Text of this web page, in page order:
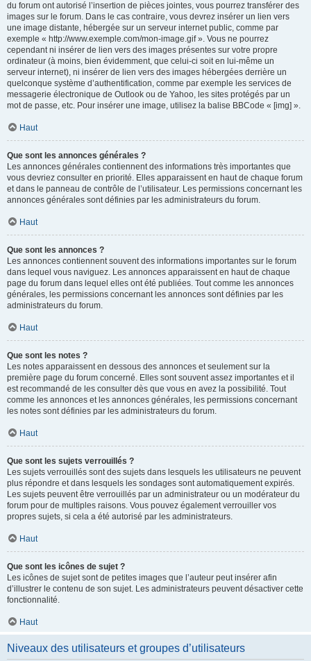
du forum ont autorisé l’insertion de pièces jointes, vous pourrez transférer des
images sur le forum. Dans le cas contraire, vous devrez insérer un lien vers
une image distante, hébergée sur un serveur internet public, comme par
exemple « http://www.exemple.com/mon-image.gif ». Vous ne pourrez
cependant ni insérer de lien vers des images présentes sur votre propre
ordinateur (à moins, bien évidemment, que celui-ci soit en lui-même un
serveur internet), ni insérer de lien vers des images hébergées derrière un
quelconque système d’authentification, comme par exemple les services de
messagerie électronique de Outlook ou de Yahoo, les sites protégés par un
mot de passe, etc. Pour insérer une image, utilisez la balise BBCode « [img] ».
Haut
Que sont les annonces générales ?
Les annonces générales contiennent des informations très importantes que
vous devriez consulter en priorité. Elles apparaissent en haut de chaque forum
et dans le panneau de contrôle de l’utilisateur. Les permissions concernant les
annonces générales sont définies par les administrateurs du forum.
Haut
Que sont les annonces ?
Les annonces contiennent souvent des informations importantes sur le forum
dans lequel vous naviguez. Les annonces apparaissent en haut de chaque
page du forum dans lequel elles ont été publiées. Tout comme les annonces
générales, les permissions concernant les annonces sont définies par les
administrateurs du forum.
Haut
Que sont les notes ?
Les notes apparaissent en dessous des annonces et seulement sur la
première page du forum concerné. Elles sont souvent assez importantes et il
est recommandé de les consulter dès que vous en avez la possibilité. Tout
comme les annonces et les annonces générales, les permissions concernant
les notes sont définies par les administrateurs du forum.
Haut
Que sont les sujets verrouillés ?
Les sujets verrouillés sont des sujets dans lesquels les utilisateurs ne peuvent
plus répondre et dans lesquels les sondages sont automatiquement expirés.
Les sujets peuvent être verrouillés par un administrateur ou un modérateur du
forum pour de multiples raisons. Vous pouvez également verrouiller vos
propres sujets, si cela a été autorisé par les administrateurs.
Haut
Que sont les icônes de sujet ?
Les icônes de sujet sont de petites images que l’auteur peut insérer afin
d’illustrer le contenu de son sujet. Les administrateurs peuvent désactiver cette
fonctionnalité.
Haut
Niveaux des utilisateurs et groupes d’utilisateurs